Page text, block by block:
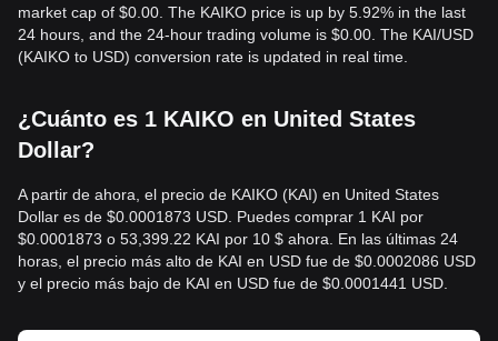
market cap of $0.00. The KAIKO price is up by 5.92% in the last
24 hours, and the 24-hour trading volume is $0.00. The KAI/USD
(KAIKO to USD) conversion rate is updated in real time.
¿Cuánto es 1 KAIKO en United States
Dollar?
A partir de ahora, el precio de KAIKO (KAI) en United States
Dollar es de $0.0001873 USD. Puedes comprar 1 KAI por
$0.0001873 o 53,399.22 KAI por 10 $ ahora. En las últimas 24
horas, el precio más alto de KAI en USD fue de $0.0002086 USD
y el precio más bajo de KAI en USD fue de $0.0001441 USD.